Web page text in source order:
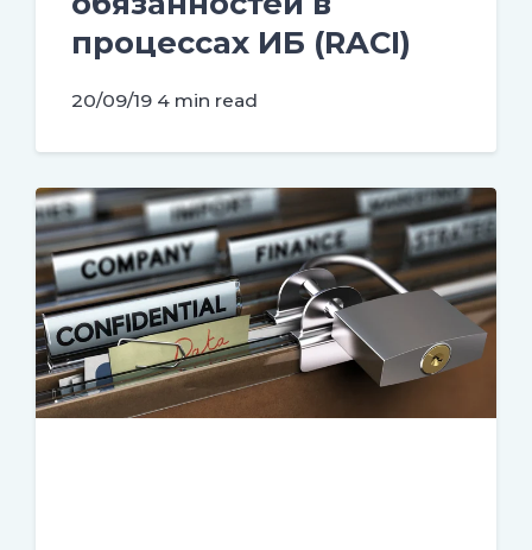
процессах ИБ (RACI)
20/09/19 4 min read